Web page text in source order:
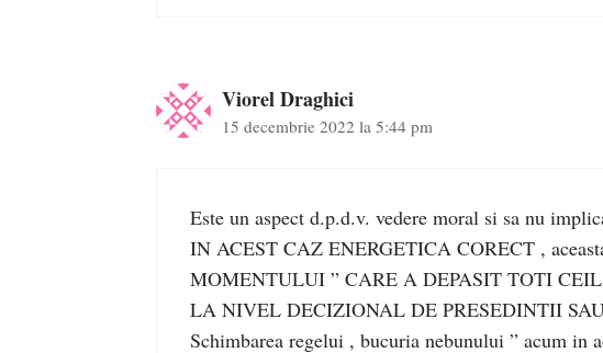
Viorel Draghici
15 decembrie 2022 la 5:44 pm
Este un aspect d.p.d.v. vedere moral si sa nu
IN ACEST CAZ ENERGETICA CORECT ,
MOMENTULUI ” CARE A DEPASIT TOTI
LA NIVEL DECIZIONAL DE PRESEDINTII
Schimbarea regelui , bucuria nebunului ” acum in